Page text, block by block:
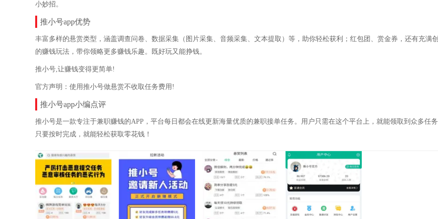
小妙招。
推小号app优势
丰富多样的悬赏类型，涵盖调查问卷、数据采集（图片采集、音频采集、文本提取）等，助你轻松获利；红包团、赏金券，还有充满
的赚钱玩法，带你领略更多赚钱乐趣。既好玩又能挣钱。
推小号,让赚钱变得更简单!
官方声明：使用推小号做悬赏不收取任务费用!
推小号app小编点评
推小号是一款专注于兼职赚钱的APP，平台每日都会在线更新海量优质的兼职接单任务。用户只需在这个平台上，就能领取到众多任务
只要按时完成，就能轻松获取零花钱！